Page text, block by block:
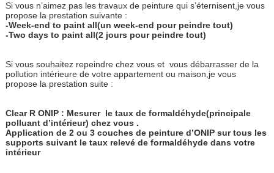
Si vous n’aimez pas les travaux de peinture qui s’éternisent,je vous
propose la prestation suivante :
-Week-end to paint all(un week-end pour peindre tout)
-Two days to paint all(2 jours pour peindre tout)
Si vous souhaitez repeindre chez vous et vous débarrasser de la
pollution intérieure de votre appartement ou maison,je vous
propose la prestation suite :
Clear R ONIP : Mesurer le taux de formaldéhyde(principale
polluant d’intérieur) chez vous .
Application de 2 ou 3 couches de peinture d’ONIP sur tous les
supports suivant le taux relevé de formaldéhyde dans votre
intérieur